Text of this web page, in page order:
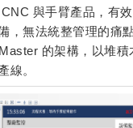
與手臂產品，有
，無法統整管理的痛
的架構，以堆積
線。